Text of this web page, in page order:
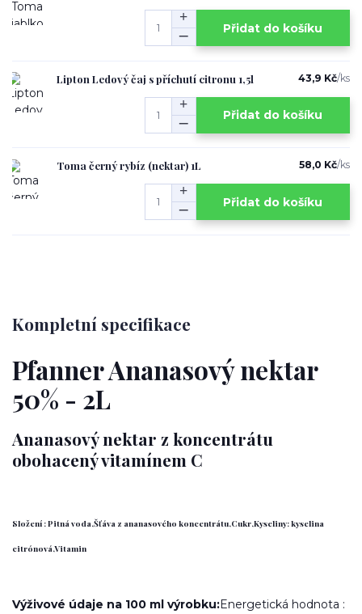
Přidat do košíku
Lipton Ledový čaj s příchutí citronu 1,5l 43,9 Kč/ks
Přidat do košíku
Toma černý rybíz (nektar) 1L 58,0 Kč/ks
Přidat do košíku
Kompletní specifikace
Pfanner Ananasový nektar
50% - 2L
Ananasový nektar z koncentrátu
obohacený vitamínem C
Složení :Pitná voda,Šťáva z ananasového koncentrátu,Cukr,Kyseliny: kyselina
citrónová,Vitamin
Výživové údaje na 100 ml výrobku:Energetická hodnota :